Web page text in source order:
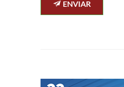
ENVIAR